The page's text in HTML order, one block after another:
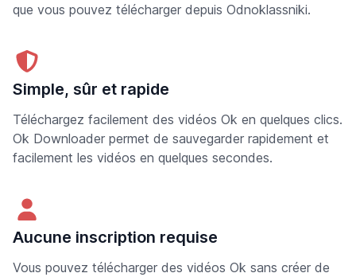
que vous pouvez télécharger depuis Odnoklassniki.
Simple, sûr et rapide
Téléchargez facilement des vidéos Ok en quelques clics.
Ok Downloader permet de sauvegarder rapidement et
facilement les vidéos en quelques secondes.
Aucune inscription requise
Vous pouvez télécharger des vidéos Ok sans créer de